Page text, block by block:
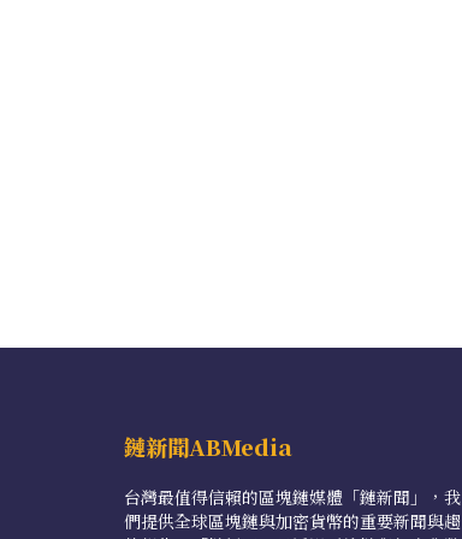
鏈新聞ABMedia
台灣最值得信賴的區塊鏈媒體「鏈新聞」，我
們提供全球區塊鏈與加密貨幣的重要新聞與趨